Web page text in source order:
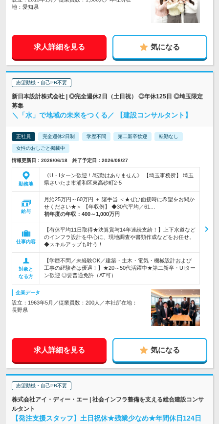
地：愛知県
求人詳細を見る 気になる
志望動機・自己PR不要
新日本設計株式会社 | ◎完全週休2日（土日祝） ◎年休125日 ◎埼玉限定
募集
＼「水」で地域の未来をつくる／ 【建設コンサルタント】
正社員 完全週休2日制 学歴不問 第二新卒歓迎 転勤なし
女性のおしごと掲載中
情報更新日：2026/06/18 終了予定日：2026/08/27
勤務地
《U・Iターン歓迎！/転勤はありません》 【埼玉事務所】 埼玉
県さいたま市浦和区東高砂町2-5
給与
月給25万円～60万円 ＋ 諸手当 ＜★ぜひ面接時に希望をお聞か
せください★＞ 【年収例】 ◆30代平均／61…
初年度の年収： 400～1,000万円
仕事内容
【有休平均11日取得★決算賞与14年連続支給！】上下水道など
のインフラ設計を中心に、現地調査や書類作成などをお任せ。
◆スキルアップも叶う！
対象と
なる方
【学歴不問／未経験OK／建築・土木・電気・機械設計および
工事の経験者は優遇！】★20～50代活躍中★第二新卒・UIター
ン歓迎 ◎要普通免許（AT可）
企業データ
設立：1963年5月／従業員数：200人／本社所在地：
長野県
求人詳細を見る 気になる
志望動機・自己PR不要
株式会社アイ・ディー・エー | 社会インフラ整備を支える総合建設コンサ
ルタント
【発注支援スタッフ】土日祝休★残業少なめ★年間休日124日